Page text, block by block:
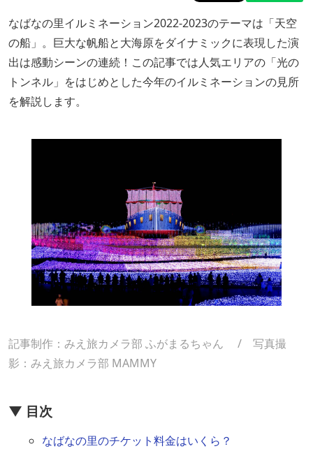
なばなの里イルミネーション2022-2023のテーマは「天空
の船」。巨大な帆船と大海原をダイナミックに表現した演
出は感動シーンの連続！この記事では人気エリアの「光の
トンネル」をはじめとした今年のイルミネーションの見所
を解説します。
記事制作：みえ旅カメラ部 ふがまるちゃん / 写真撮
影：みえ旅カメラ部 MAMMY
▼ 目次
なばなの里のチケット料金はいくら？